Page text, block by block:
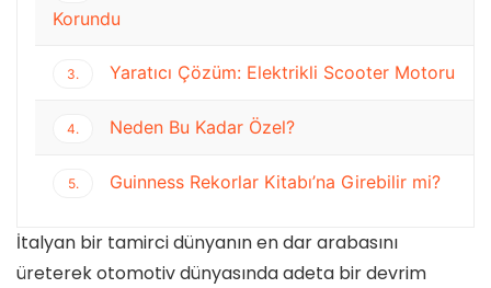
Korundu
3. Yaratıcı Çözüm: Elektrikli Scooter Motoru
4. Neden Bu Kadar Özel?
5. Guinness Rekorlar Kitabı’na Girebilir mi?
İtalyan bir tamirci dünyanın en dar arabasını
üreterek otomotiv dünyasında adeta bir devrim